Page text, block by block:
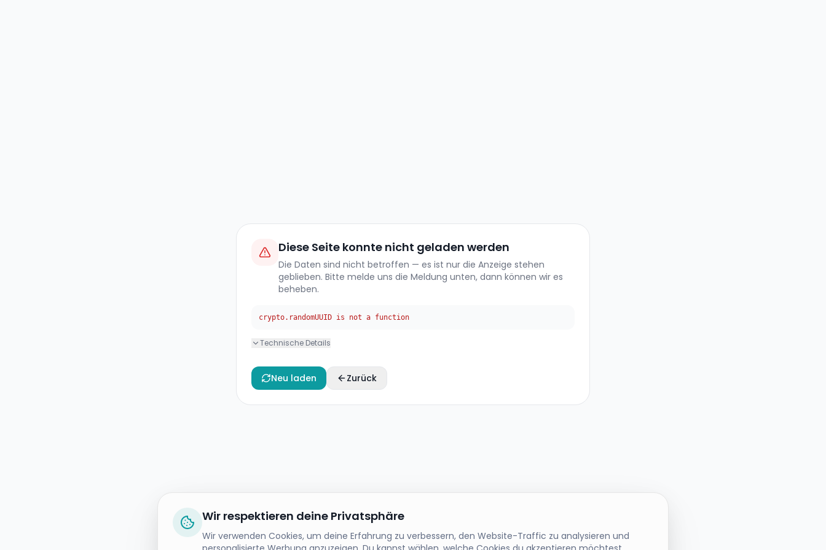
Wir respektieren deine Privatsphäre
Wir verwenden Cookies, um deine Erfahrung zu verbessern, den Website-Traffic zu analysieren und
Diese Seite konnte nicht geladen werden
Die Daten sind nicht betroffen — es ist nur die Anzeige stehen
geblieben. Bitte melde uns die Meldung unten, dann können wir es
beheben.
crypto.randomUUID is not a function
Technische Details
Neu laden Zurück